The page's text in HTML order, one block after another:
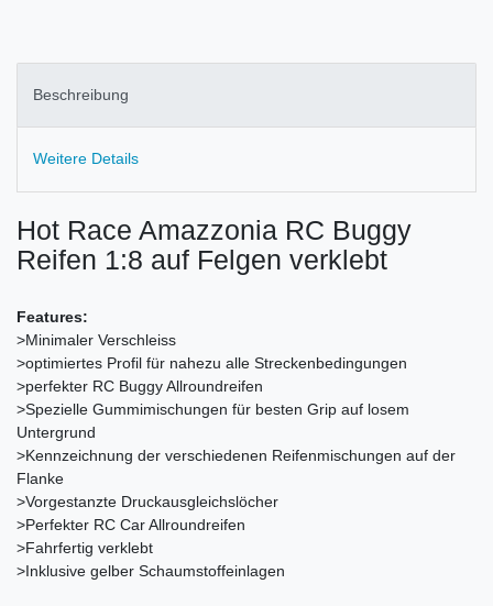
Beschreibung
Weitere Details
Hot Race Amazzonia RC Buggy
Reifen 1:8 auf Felgen verklebt
Features:
>Minimaler Verschleiss
>optimiertes Profil für nahezu alle Streckenbedingungen
>perfekter RC Buggy Allroundreifen
>Spezielle Gummimischungen für besten Grip auf losem
Untergrund
>Kennzeichnung der verschiedenen Reifenmischungen auf der
Flanke
>Vorgestanzte Druckausgleichslöcher
>Perfekter RC Car Allroundreifen
>Fahrfertig verklebt
>Inklusive gelber Schaumstoffeinlagen